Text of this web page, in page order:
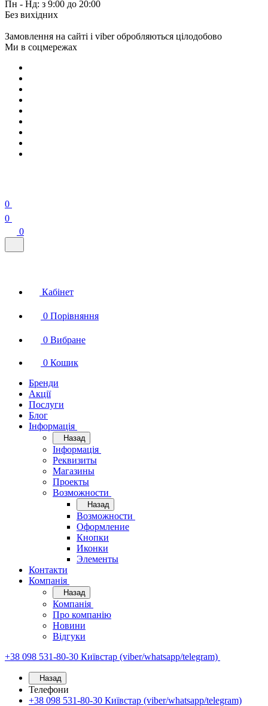
Пн - Нд: з 9:00 до 20:00
Без вихідних
Замовлення на сайті і viber обробляються цілодобово
Ми в соцмережах
0
0
0
Кабінет
0 Порівняння
0 Вибране
0 Кошик
Бренди
Акції
Послуги
Блог
Інформація
Назад
Інформація
Реквизиты
Магазины
Проекты
Возможности
Назад
Возможности
Оформление
Кнопки
Иконки
Элементы
Контакти
Компанія
Назад
Компанія
Про компанію
Новини
Відгуки
+38 098 531-80-30 Київстар (viber/whatsapp/telegram)
Назад
Телефони
+38 098 531-80-30 Київстар (viber/whatsapp/telegram)